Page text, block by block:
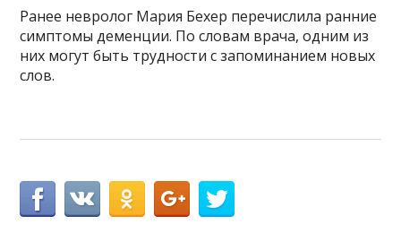
Ранее невролог Мария Бехер перечислила ранние
симптомы деменции. По словам врача, одним из
них могут быть трудности с запоминанием новых
слов.